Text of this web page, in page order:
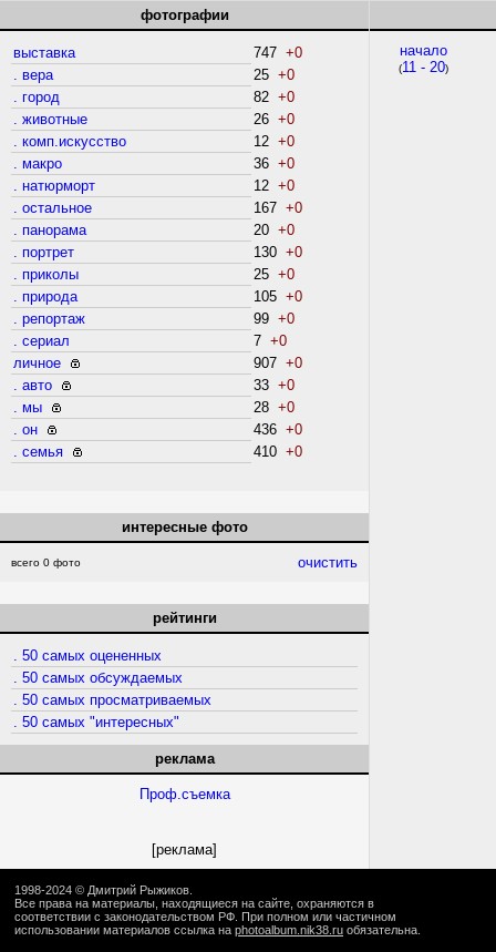
фотографии
выставка 747 +0
. вера
25 +0
. город
82 +0
. животные
26 +0
. комп.искусство
12 +0
. макро
36 +0
. натюрморт
12 +0
. остальное
167 +0
. панорама
20 +0
. портрет
130 +0
. приколы
25 +0
. природа
105 +0
. репортаж
99 +0
. сериал
7 +0
личное
907 +0
. авто
33 +0
. мы
28 +0
. он
436 +0
. семья
410 +0
интересные фото
всего 0 фото очистить
рейтинги
. 50 самых оцененных
. 50 самых обсуждаемых
. 50 самых просматриваемых
. 50 самых "интересных"
реклама
Проф.съемка
[реклама]
начало
(11 - 20)
1998-2024 © Дмитрий Рыжиков
Все права на материалы, находящиеся на сайте, охраняются в
соответствии с законодательством РФ. При полном или частичном
использовании материалов ссылка на photoalbum.nik38.ru обязательна.